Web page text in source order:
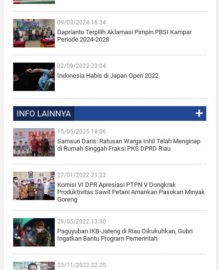
09/03/2024 16:34
Daprianto Terpilih Aklamasi Pimpin PBSI Kampar
Periode 2024-2028
02/09/2022 23:04
Indonesia Habis di Japan Open 2022
INFO LAINNYA
15/05/2025 18:06
Samsuri Daris: Ratusan Warga Inhil Telah Menginap
di Rumah Singgah Fraksi PKS DPRD Riau
27/01/2022 21:22
Komisi VI DPR Apresiasi PTPN V Dongkrak
Produktivitas Sawit Petani Amankan Pasokan Minyak
Goreng
29/05/2022 13:30
Paguyuban IKB-Jateng di Riau Dikukuhkan, Gubri
Ingatkan Bantu Program Pemerintah
23/11/2022 22:20